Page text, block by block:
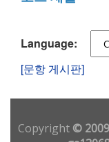
Language:
[문항 게시판]
Copyright©